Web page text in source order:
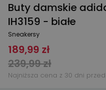
Buty damskie
IH3159 - białe
Sneakersy
189,99 zł
239,99 zł
Najniższa cena z 30 dni przed